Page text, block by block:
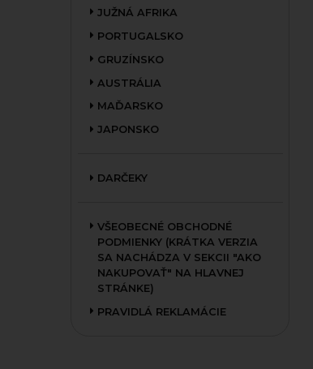
JUŽNÁ AFRIKA
PORTUGALSKO
GRUZÍNSKO
AUSTRÁLIA
MAĎARSKO
JAPONSKO
DARČEKY
VŠEOBECNÉ OBCHODNÉ
PODMIENKY (KRÁTKA VERZIA
SA NACHÁDZA V SEKCII "AKO
NAKUPOVAŤ" NA HLAVNEJ
STRÁNKE)
PRAVIDLÁ REKLAMÁCIE